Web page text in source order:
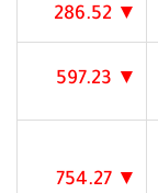
▼ 286.52
▼ 597.23
▼ 754.27